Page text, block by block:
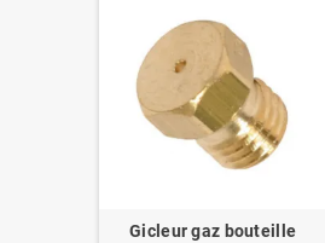
Gicleur gaz bouteille